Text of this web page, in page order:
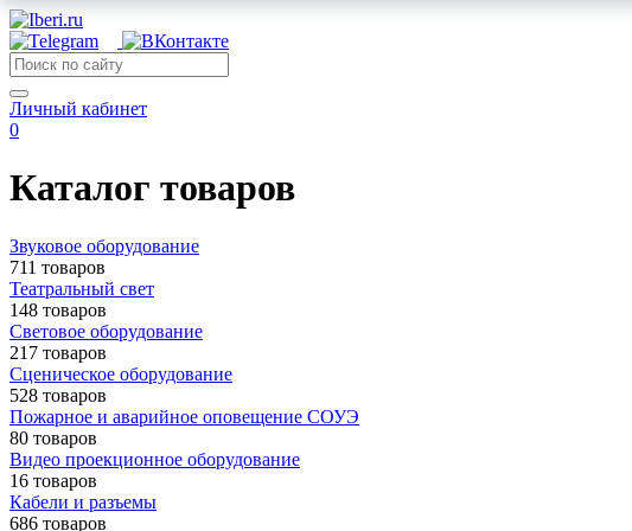
Личный кабинет
0
Каталог товаров
Звуковое оборудование
711 товаров
Театральный свет
148 товаров
Световое оборудование
217 товаров
Сценическое оборудование
528 товаров
Пожарное и аварийное оповещение СОУЭ
80 товаров
Видео проекционное оборудование
16 товаров
Кабели и разъемы
686 товаров